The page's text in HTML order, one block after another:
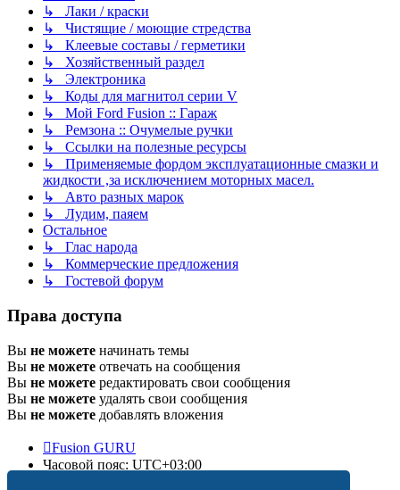
↳ Лаки / краски
↳ Чистящие / моющие стредства
↳ Клеевые составы / герметики
↳ Хозяйственный раздел
↳ Электроника
↳ Коды для магнитол серии V
↳ Мой Ford Fusion :: Гараж
↳ Ремзона :: Очумелые ручки
↳ Ссылки на полезные ресурсы
↳ Применяемые фордом эксплуатационные смазки и
жидкости ,за исключением моторных масел.
↳ Авто разных марок
↳ Лудим, паяем
Остальное
↳ Глас народа
↳ Коммерческие предложения
↳ Гостевой форум
Права доступа
Вы не можете начинать темы
Вы не можете отвечать на сообщения
Вы не можете редактировать свои сообщения
Вы не можете удалять свои сообщения
Вы не можете добавлять вложения
Fusion GURU
Часовой пояс: UTC+03:00